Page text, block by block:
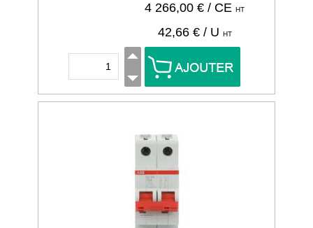
4 266,00 € / CE HT
42,66 € / U HT